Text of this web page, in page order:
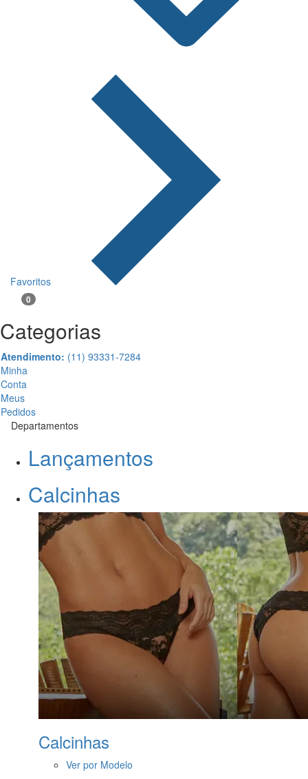
Favoritos
0
Categorias
Atendimento: (11) 93331-7284
Minha
Conta
Meus
Pedidos
Departamentos
Lançamentos
Calcinhas
Calcinhas
Ver por Modelo